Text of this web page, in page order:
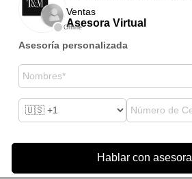
Offline
Ventas
Asesora Virtual
Asesoría personalizada
Hablar con asesora